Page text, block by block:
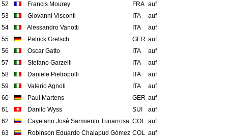
52
Francis Mourey FRA auf
53
Giovanni Visconti ITA
auf
54
Alessandro Vanotti ITA
auf
55
Patrick Gretsch GER auf
56
Oscar Gatto ITA
auf
57
Stefano Garzelli ITA
auf
58
Daniele Pietropolli ITA
auf
59
Valerio Agnoli ITA
auf
60
Paul Martens GER auf
61
Danilo Wyss SUI
auf
62
Cayetano José Sarmiento Tunarrosa COL auf
63
Robinson Eduardo Chalapud Gómez COL auf